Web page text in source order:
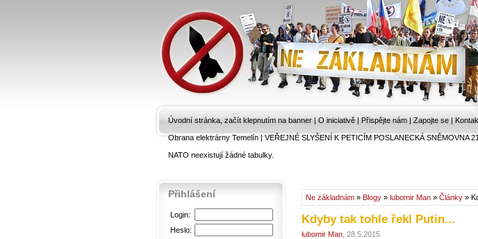
Úvodní stránka, začít klepnutím na banner | O iniciativě | Přispějte nám | Zapojte se |
Obrana elektrárny Temelín|VEŘEJNÉ SLYŠENÍ K PETICÍM POSLANECKÁ SNĚMOVNA
NATO neexistují žádné tabulky.
Ne základnám » Blogy » lubomir Man » Články »
Kdyby tak tohle řekl Putin...
lubomir Man , 28.5.2015
Přihlášení
Login:
Heslo: